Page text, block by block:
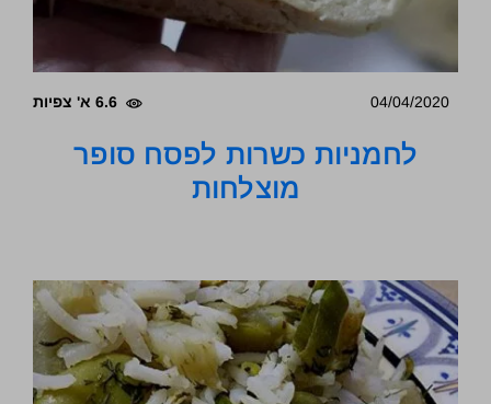
04/04/2020 6.6 א' צפיות
לחמניות כשרות לפסח סופר
מוצלחות